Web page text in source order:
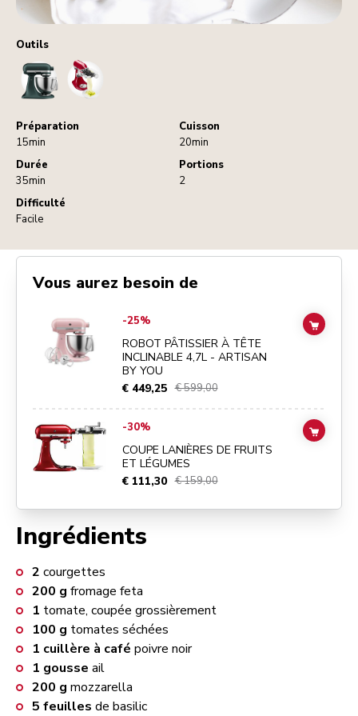
Outils
StandMixerSheetCutter
Préparation
15min
Cuisson
20min
Durée
35min
Portions
2
Difficulté
Facile
Ingrédients
2 courgettes
200 g fromage feta
1 tomate, coupée grossièrement
100 g tomates séchées
1 cuillère à café poivre noir
1 gousse ail
200 g mozzarella
5 feuilles de basilic
Vous aurez besoin de
Go toROBOT PÂTISSIER À TÊTE INCLINABLE 4,7L - ARTISAN BY
-25%
ROBOT PÂTISSIER À TÊTE
INCLINABLE 4,7L - ARTISAN
BY YOU
€ 449,25 € 599,00
ADD
Go toCOUPE LANIÈRES DE FRUITS ET LÉGUMES details page
-30%
COUPE LANIÈRES DE FRUITS
ET LÉGUMES
€ 111,30 € 159,00
ADD